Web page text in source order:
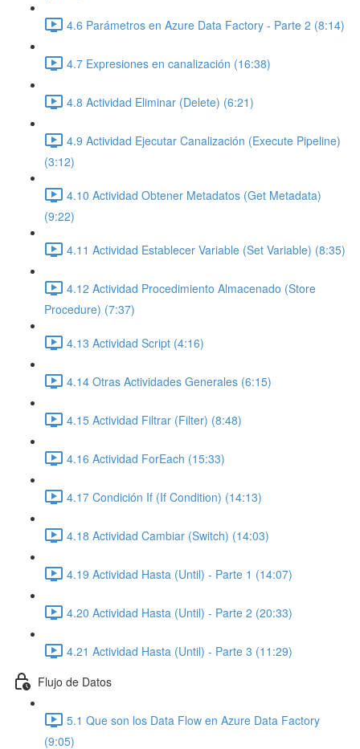
4.6 Parámetros en Azure Data Factory - Parte 2 (8:14)
4.7 Expresiones en canalización (16:38)
4.8 Actividad Eliminar (Delete) (6:21)
4.9 Actividad Ejecutar Canalización (Execute Pipeline)
(3:12)
4.10 Actividad Obtener Metadatos (Get Metadata)
(9:22)
4.11 Actividad Establecer Variable (Set Variable) (8:35)
4.12 Actividad Procedimiento Almacenado (Store
Procedure) (7:37)
4.13 Actividad Script (4:16)
4.14 Otras Actividades Generales (6:15)
4.15 Actividad Filtrar (Filter) (8:48)
4.16 Actividad ForEach (15:33)
4.17 Condición If (If Condition) (14:13)
4.18 Actividad Cambiar (Switch) (14:03)
4.19 Actividad Hasta (Until) - Parte 1 (14:07)
4.20 Actividad Hasta (Until) - Parte 2 (20:33)
4.21 Actividad Hasta (Until) - Parte 3 (11:29)
Flujo de Datos
5.1 Que son los Data Flow en Azure Data Factory
(9:05)